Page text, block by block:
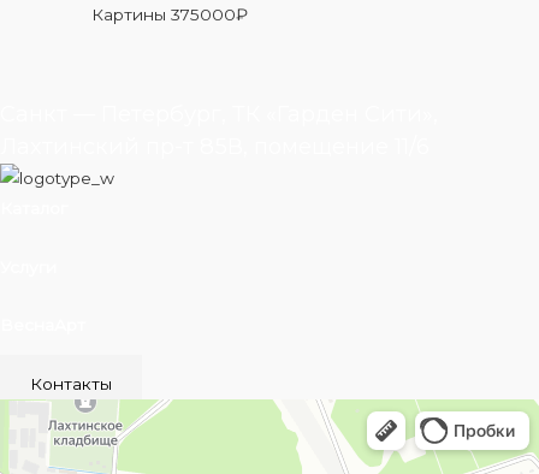
Картины375000₽
Контакты